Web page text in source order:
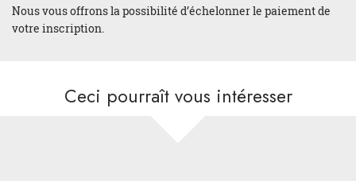
Nous vous offrons la possibilité d’échelonner le paiement de
votre inscription.
Ceci pourraît vous intéresser